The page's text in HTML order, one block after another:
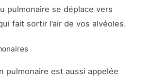
pulmonaire se déplace vers
fait sortir l’air de vos alvéoles.
pulmonaire est aussi appelée